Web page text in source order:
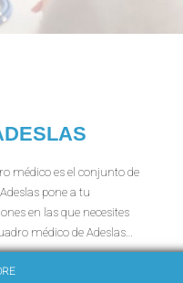
médico es el conjunto de
pone a tu
en las que necesites
médico de Adeslas…